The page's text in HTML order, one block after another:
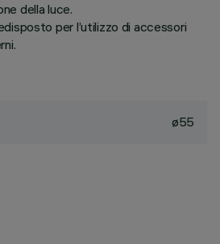
della luce.
per l’utilizzo di accessori
ø55